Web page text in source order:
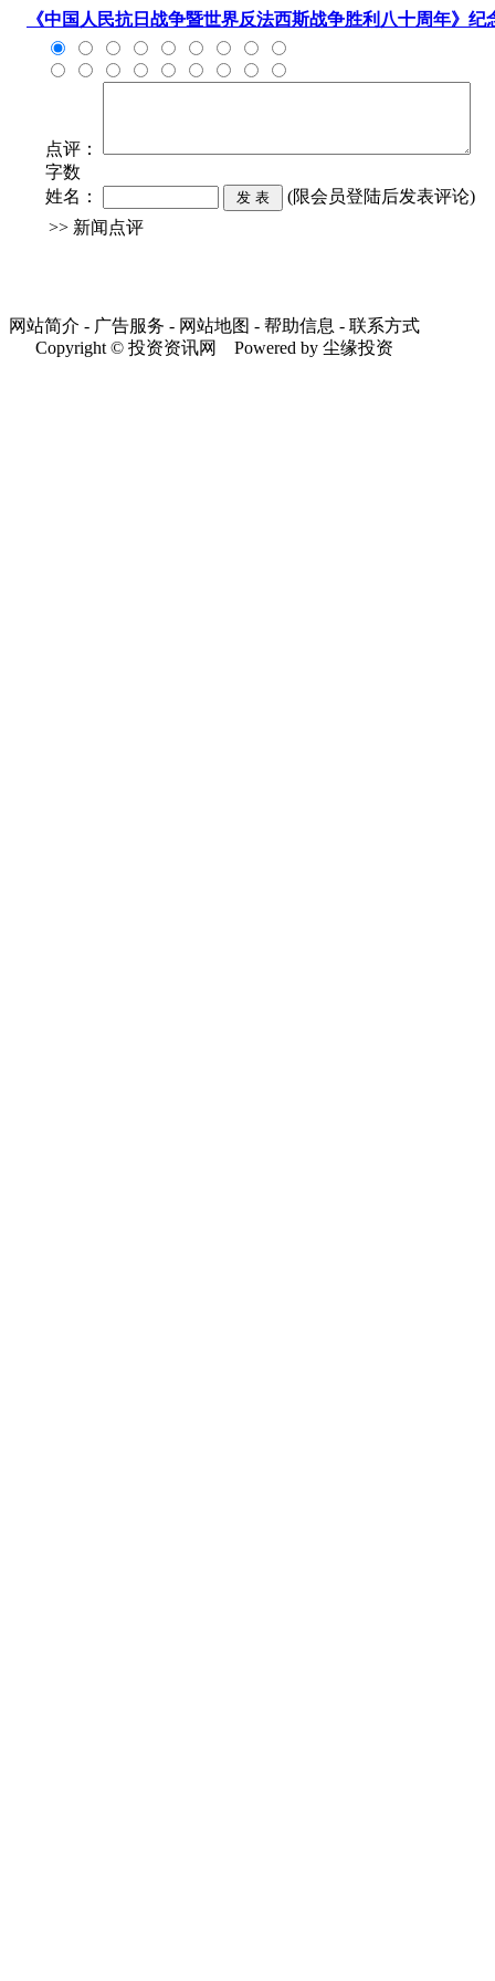
《中国人民抗日战争暨世界反法西斯战争胜利八十周年》纪
点评：
字数
姓名：
(限会员登陆后发表评论)
>> 新闻点评
网站简介 - 广告服务 - 网站地图 - 帮助信息 - 联系方式
Copyright © 投资资讯网 Powered by 尘缘投资